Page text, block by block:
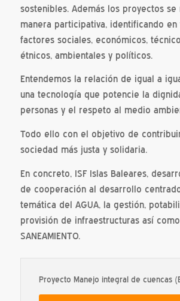
sostenibles. Además los proyectos se
manera participativa, identificando en
factores sociales, económicos,
étnicos, ambientales y políticos.
Entendemos la relación de igual a
una tecnología que potencie la
personas y el respeto al medio
Todo ello con el objetivo de
sociedad más justa y solidaria.
En concreto, ISF Islas Baleares,
de cooperación al desarrollo
temática del AGUA, la gestión,
provisión de infraestructuras así
SANEAMIENTO.
Proyecto Manejo integral de cuencas